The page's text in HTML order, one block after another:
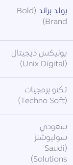
بولد براند (Bold
Brand)
يونيكس ديجيتال
(Unix Digital)
تكنو برمجيات
(Techno Soft)
سعودي
سوليوشنز
(Saudi
Solutions)